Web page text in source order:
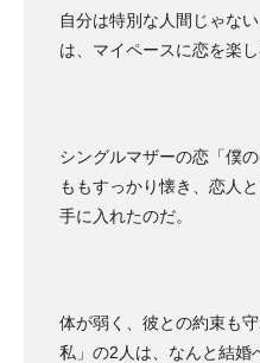
自分は特別な人間じゃな
は、マイペースに恋を楽し
シングルマザーの恋「僕
ももすっかり懐き、恋人
手に入れたのだ。
体が弱く、彼との約束も
私」の2人は、なんと結婚